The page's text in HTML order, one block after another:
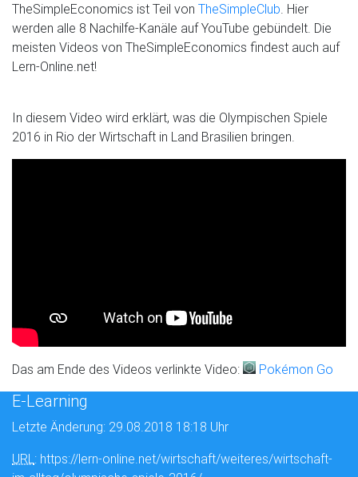
TheSimpleEconomics ist Teil von TheSimpleClub. Hier
werden alle 8 Nachilfe-Kanäle auf YouTube gebündelt. Die
meisten Videos von TheSimpleEconomics findest auch auf
Lern-Online.net!
In diesem Video wird erklärt, was die Olympischen Spiele
2016 in Rio der Wirtschaft in Land Brasilien bringen.
Das am Ende des Videos verlinkte Video: Pokémon Go
E-Learning
Letzte Änderung: 29.08.2018 18:18 Uhr
URL: https://lern-online.net/wirtschaft/weiteres/wirtschaft-